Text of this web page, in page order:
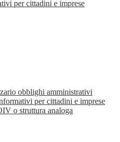
per cittadini e imprese
obblighi amministrativi
per cittadini e imprese
o struttura analoga